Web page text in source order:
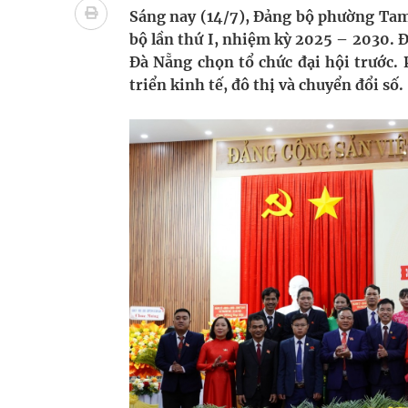
Pháp luật – Sức khỏe – Doanh nghiệp: Tìm giải
Ngày hoạt động đầu tiên, Bệnh viện Phụ sản
Dự báo thời tiết ngày 06/8/2026: Bắc Bộ có mưa
Quảng Trị: Phát huy vai trò của chính quyền địa
bảo vệ sức khỏe Nhân dân
Không chỉ cắt tóc, Đông Tây Barbershop dành
Sáng nay (14/7), Đảng bộ phường
bộ lần thứ I, nhiệm kỳ 2025 – 2030.
Đà Nẵng chọn tổ chức đại hội
triển kinh tế, đô thị và chuyển đổi số.